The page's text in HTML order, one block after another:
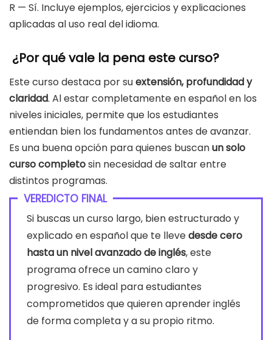
R — Sí. Incluye ejemplos, ejercicios y explicaciones
aplicadas al uso real del idioma.
¿Por qué vale la pena este curso?
Este curso destaca por suextensión, profundidad y
claridad. Al estar completamente en español en los
niveles iniciales, permite que los estudiantes
entiendan bien los fundamentos antes de avanzar.
Es una buena opción para quienes buscanun solo
curso completosin necesidad de saltar entre
distintos programas.
VEREDICTO FINAL
Si buscas un curso largo, bien estructurado y
explicado en español que te llevedesde cero
hasta un nivel avanzado de inglés, este
programa ofrece un camino claro y
progresivo. Es ideal para estudiantes
comprometidos que quieren aprender inglés
de forma completa y a su propio ritmo.